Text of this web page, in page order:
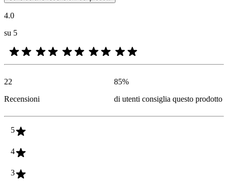
4.0
su 5
22
Recensioni
85%
di utenti consiglia questo prodotto
5
4
3